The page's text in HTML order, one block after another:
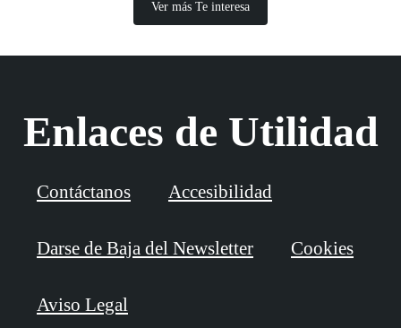
Ver más Te interesa
Enlaces de Utilidad
Contáctanos Accesibilidad
Darse de Baja del Newsletter Cookies
Aviso Legal